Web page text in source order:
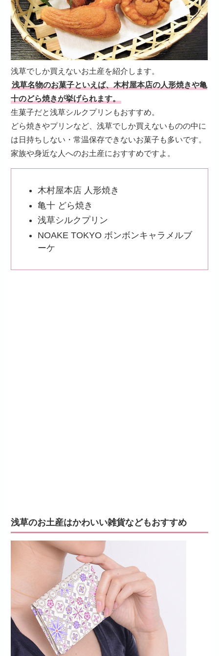
浅草でしか買えないお土産を紹介します。
浅草名物のお菓子といえば、木村屋本店の人形焼きや亀
十のどら焼きが挙げられます。
生菓子だと浅草シルクプリンもおすすめ。
どら焼きやプリンなど、浅草でしか買えないものの中に
は日持ちしない・常温保存できないお菓子も多いです。
家族や身近な人へのお土産におすすめですよ。
木村屋本店 人形焼き
亀十 どら焼き
浅草シルクプリン
NOAKE TOKYO ボンボンキャラメルブ
ーケ
浅草のお土産はかわいい雑貨などもおすすめ